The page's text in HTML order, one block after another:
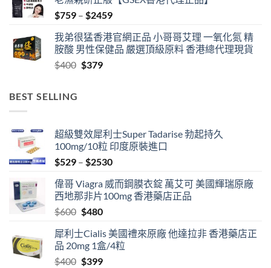
$759 – $2459Price
$759
through
我弟很猛香港官網正品 小哥哥艾理 一氧化氮 精
胺酸 男性保健品 嚴選頂級原料 香港總代理現貨
$400 Original
$379Current
BEST SELLING
超級雙效犀利士Super Tadarise 勃起持久
100mg/10粒 印度原裝進口
$529 – $2530Price
$529
through
偉哥 Viagra 威而鋼膜衣錠 萬艾可 美國輝瑞原廠
西地那非片100mg 香港藥店正品
$600 Original
was:
$600.
$480Current
is:
$480.
犀利士Cialis 美國禮來原廠 他達拉非 香港藥店正
品 20mg 1盒/4粒
$400 Original
$399Current